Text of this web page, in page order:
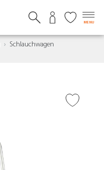
MENU
Schlauchwagen